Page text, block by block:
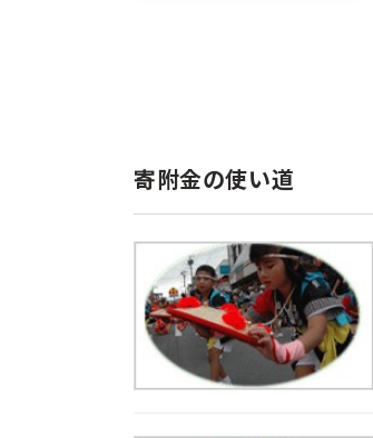
寄附金の使い道